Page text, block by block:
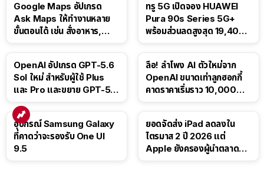
Google Maps อัปเกรด
Ask Maps ให้ทำงานหลาย
ขั้นตอนได้ เช่น สั่งอาหาร,
ทรู 5G เปิดจอง HUAWEI
Pura 90s Series 5G+
พร้อมส่วนลดสูงสุด 19,400
OpenAI อัปเกรด GPT-5.6
Sol ใหม่ สำหรับผู้ใช้ Plus
และ Pro และขยาย GPT-5.6
ลือ! ลำโพง AI ตัวใหม่จาก
OpenAI ขนาดเท่าลูกฮอกกี้
คาดราคาเริ่มราว 10,000
อุปกรณ์ Samsung Galaxy
ที่คาดว่าจะรองรับ One UI
9.5
ยอดจัดส่ง iPad ลดลงใน
ไตรมาส 2 ปี 2026 แต่
Apple ยังครองผู้นำตลาด